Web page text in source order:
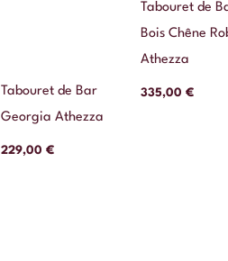
Tabouret de Bar
Georgia Athezza
229,00 €
Tabouret de
Bois Chêne
Athezza
335,00 €